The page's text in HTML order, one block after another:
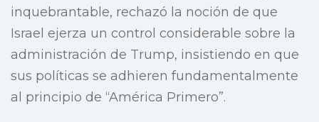
inquebrantable, rechazó la noción de que
Israel ejerza un control considerable sobre la
administración de Trump, insistiendo en que
sus políticas se adhieren fundamentalmente
al principio de “América Primero”.